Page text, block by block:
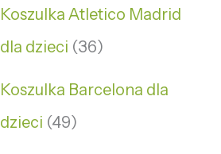
Koszulka Atletico Madrid
dla dzieci 36
Koszulka Barcelona dla
dzieci 49